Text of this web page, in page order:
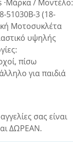
·Μάρκα / Μοντέλο:
51030B-3 (18-
Μοτοσυκλέτα
υψηλής
πίσω
για παιδιά
σας είναι
ΔΩΡΕΑΝ.